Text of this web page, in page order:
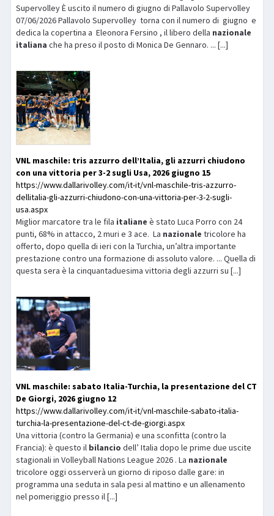
Supervolley È uscito il numero di giugno di Pallavolo Supervolley
07/06/2026 Pallavolo Supervolley torna con il numero di giugno e
dedica la copertina a Eleonora Fersino , il libero della nazionale
italiana che ha preso il posto di Monica De Gennaro. ... [...]
VNL maschile: tris azzurro dell’Italia, gli azzurri chiudono
con una vittoria per 3-2 sugli Usa, 2026 giugno 15
https://www.dallarivolley.com/it-it/vnl-maschile-tris-azzurro-
dellitalia-gli-azzurri-chiudono-con-una-vittoria-per-3-2-sugli-
usa.aspx
Miglior marcatore tra le fila italiane è stato Luca Porro con 24
punti, 68% in attacco, 2 muri e 3 ace. La nazionale tricolore ha
offerto, dopo quella di ieri con la Turchia, un’altra importante
prestazione contro una formazione di assoluto valore. ... Quella di
questa sera è la cinquantaduesima vittoria degli azzurri su [...]
VNL maschile: sabato Italia-Turchia, la presentazione del CT
De Giorgi, 2026 giugno 12
https://www.dallarivolley.com/it-it/vnl-maschile-sabato-italia-
turchia-la-presentazione-del-ct-de-giorgi.aspx
Una vittoria (contro la Germania) e una sconfitta (contro la
Francia): è questo il bilancio dell’ Italia dopo le prime due uscite
stagionali in Volleyball Nations League 2026 . La nazionale
tricolore oggi osserverà un giorno di riposo dalle gare: in
programma una seduta in sala pesi al mattino e un allenamento
nel pomeriggio presso il [...]